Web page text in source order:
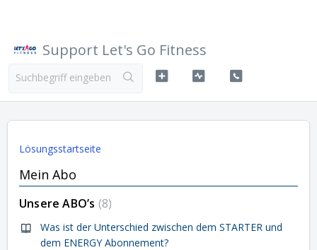
Support Let's Go Fitness
Lösungsstartseite
Mein Abo
Unsere ABO’s 8
Was ist der Unterschied zwischen dem STARTER und
dem ENERGY Abonnement?